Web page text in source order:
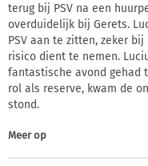
terug bij PSV na een
overduidelijk bij Gerets.
PSV aan te zitten, zeker
risico dient te nemen.
fantastische avond gehad
rol als reserve, kwam de
stond.
Meer op